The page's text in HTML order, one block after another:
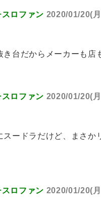
ロファン 2020/01/20(
き台だからメーカーも店
ロファン 2020/01/20(
スードラだけど、まさか
ロファン 2020/01/20(